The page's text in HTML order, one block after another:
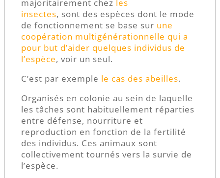
majoritairement chez les
insectes, sont des espèces dont le mode
de fonctionnement se base sur une
coopération multigénérationnelle qui a
pour but d’aider quelques individus de
l’espèce, voir un seul.
C’est par exemple le cas des abeilles.
Organisés en colonie au sein de laquelle
les tâches sont habituellement réparties
entre défense, nourriture et
reproduction en fonction de la fertilité
des individus. Ces animaux sont
collectivement tournés vers la survie de
l’espèce.